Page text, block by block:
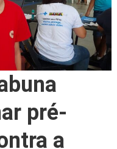
pré-
a